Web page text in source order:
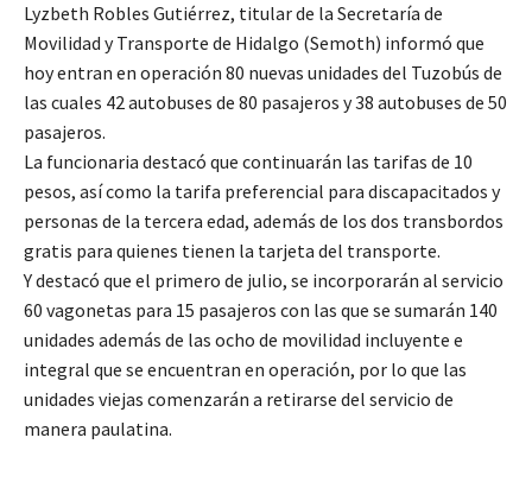
Lyzbeth Robles Gutiérrez, titular de la Secretaría de
Movilidad y Transporte de Hidalgo (Semoth) informó que
hoy entran en operación 80 nuevas unidades del Tuzobús de
las cuales 42 autobuses de 80 pasajeros y 38 autobuses de 50
pasajeros.
La funcionaria destacó que continuarán las tarifas de 10
pesos, así como la tarifa preferencial para discapacitados y
personas de la tercera edad, además de los dos transbordos
gratis para quienes tienen la tarjeta del transporte.
Y destacó que el primero de julio, se incorporarán al servicio
60 vagonetas para 15 pasajeros con las que se sumarán 140
unidades además de las ocho de movilidad incluyente e
integral que se encuentran en operación, por lo que las
unidades viejas comenzarán a retirarse del servicio de
manera paulatina.